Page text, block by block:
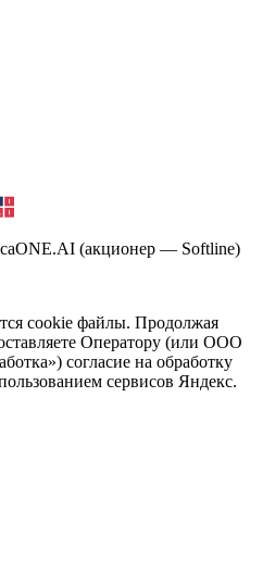
(акционер — Softline)
cookie файлы. Продолжая
Оператору (или ООО
согласие на обработку
сервисов Яндекс.